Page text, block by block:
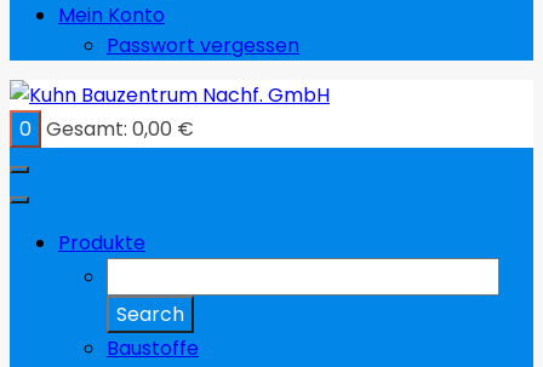
Mein Konto
Passwort vergessen
0 Gesamt: 0,00 €
Produkte
Baustoffe